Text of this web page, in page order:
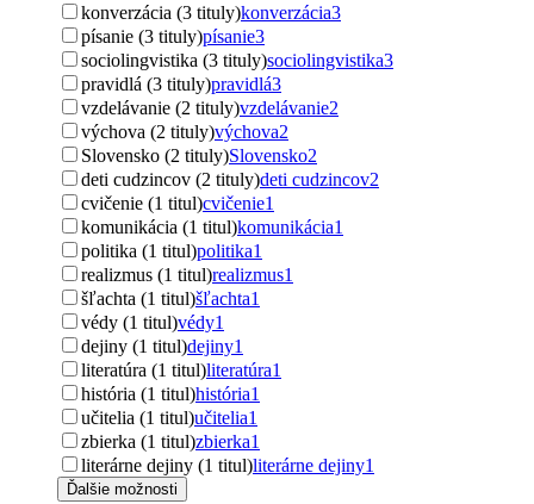
konverzácia (3 tituly)konverzácia3
písanie (3 tituly)písanie3
sociolingvistika (3 tituly)sociolingvistika3
pravidlá (3 tituly)pravidlá3
vzdelávanie (2 tituly)vzdelávanie2
výchova (2 tituly)výchova2
Slovensko (2 tituly)Slovensko2
deti cudzincov (2 tituly)deti cudzincov2
cvičenie (1 titul)cvičenie1
komunikácia (1 titul)komunikácia1
politika (1 titul)politika1
realizmus (1 titul)realizmus1
šľachta (1 titul)šľachta1
védy (1 titul)védy1
dejiny (1 titul)dejiny1
literatúra (1 titul)literatúra1
história (1 titul)história1
učitelia (1 titul)učitelia1
zbierka (1 titul)zbierka1
literárne dejiny (1 titul)literárne dejiny1
Ďalšie možnosti